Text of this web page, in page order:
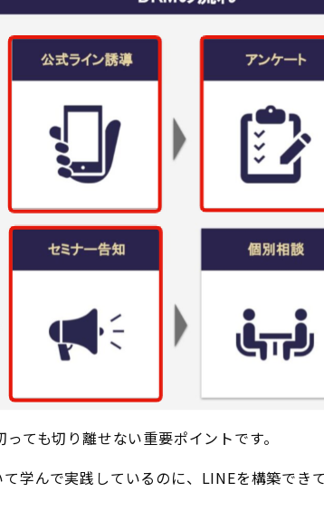
ても切り離せない重要ポイントです。
学んで実践しているのに、LINEを構築でき